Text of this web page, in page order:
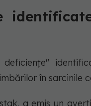
în sarcinile
a emis un